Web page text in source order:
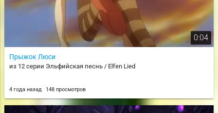
0:04
Прыжок Люси
из 12 серии Эльфийская песнь / Elfen Lied
4 года назад 148 просмотров